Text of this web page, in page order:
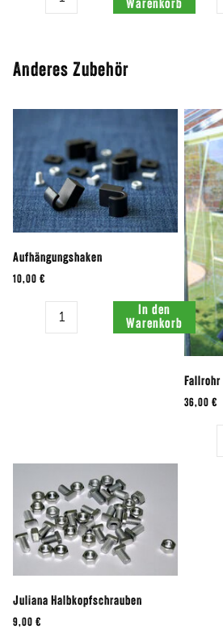
Warenkorb
Anderes Zubehör
Aufhängungshaken
10,00 €
Menge:
In den
Warenkorb
36,00 €
Juliana Halbkopfschrauben
9,00 €